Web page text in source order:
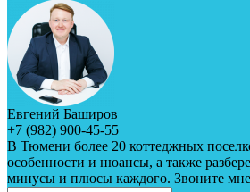
Евгений Баширов
+7 (982) 900-45-55
В Тюмени более 20 коттеджных
особенности и нюансы, а также
минусы и плюсы каждого. Звоните